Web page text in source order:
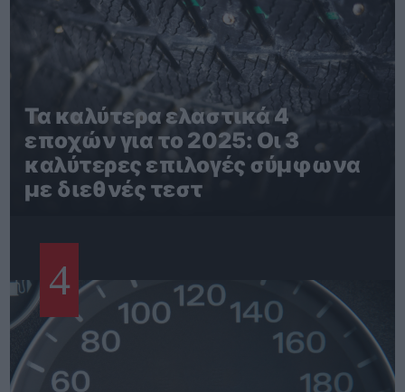
Τα καλύτερα ελαστικά 4
εποχών για το 2025: Οι 3
καλύτερες επιλογές σύμφωνα
με διεθνές τεστ
4